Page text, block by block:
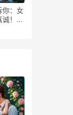
你：女
！大